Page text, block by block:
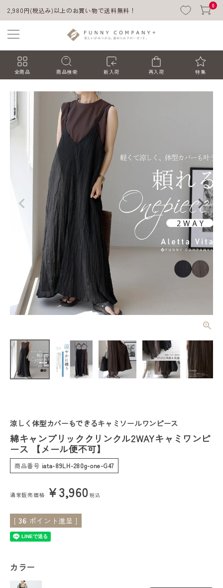
2,980円(税込み)以上のお買い物で送料無料！
0
全商品 商品検索 新入荷 再入荷 特集
ACCOUNT MENU
ようこそ ゲスト 様
会員登録
綿キャンブリ
ッククリンク
【メール便不
可】
ファッション雑貨
会員ステージ特典プログラムについて
ご利用ガイド
涼しく体型カバーもできるキャミソールワンピース
綿キャンブリッククリンクル2WAYキャミワンピ
ース 【メール便不可】
商品番号 iata-89LH-280g-one-G47
通常販売価格 ¥3,960 税込
[ 36 ポイント進呈 ]
カラー